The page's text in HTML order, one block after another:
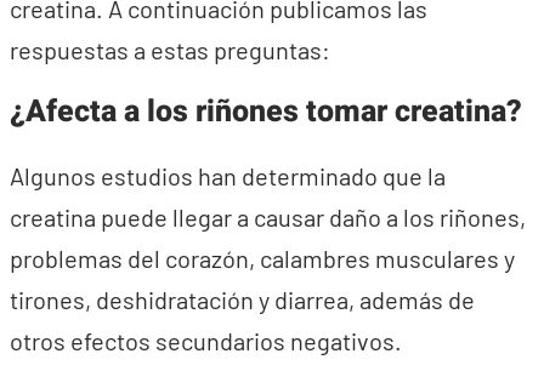
creatina. A continuación publicamos las
respuestas a estas preguntas:
¿Afecta a los riñones tomar creatina?
Algunos estudios han determinado que la
creatina puede llegar a causar daño a los riñones,
problemas del corazón, calambres musculares y
tirones, deshidratación y diarrea, además de
otros efectos secundarios negativos.